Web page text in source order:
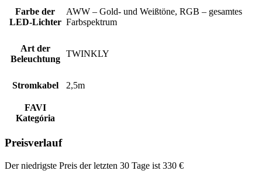
Farbe der
LED-Lichter
AWW – Gold- und Weißtöne, RGB – gesamtes
Farbspektrum
Art der
Beleuchtung
TWINKLY
Stromkabel 2,5m
FAVI
Kategória
Preisverlauf
Der niedrigste Preis der letzten 30 Tage ist 330 €